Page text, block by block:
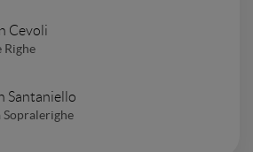
Cevoli
Righe
Santaniello
Sopralerighe